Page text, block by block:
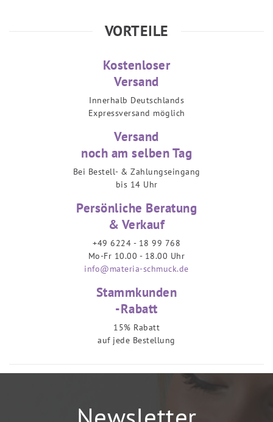
VORTEILE
Kostenloser
Versand
Innerhalb Deutschlands
Expressversand möglich
Versand
noch am selben Tag
Bei Bestell- & Zahlungseingang
bis 14 Uhr
Persönliche Beratung
& Verkauf
+49 6224 - 18 99 768
Mo-Fr 10.00 - 18.00 Uhr
info@materia-schmuck.de
Stammkunden
-Rabatt
15% Rabatt
auf jede Bestellung